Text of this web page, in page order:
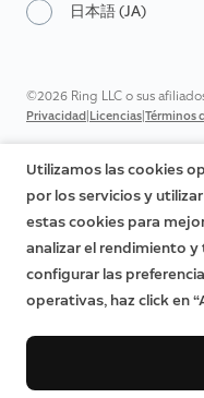
日本語 (JA)
©2026 Ring LLC o sus
Privacidad|Licencias|Términos
Utilizamos las cookies
por los servicios y
estas cookies para
analizar el rendimiento y
configurar las
operativas, haz click en